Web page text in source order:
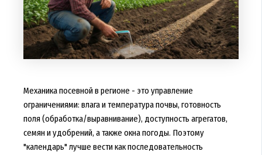
Механика посевной в регионе - это управление
ограничениями: влага и температура почвы, готовность
поля (обработка/выравнивание), доступность агрегатов,
семян и удобрений, а также окна погоды. Поэтому
"календарь" лучше вести как последовательность